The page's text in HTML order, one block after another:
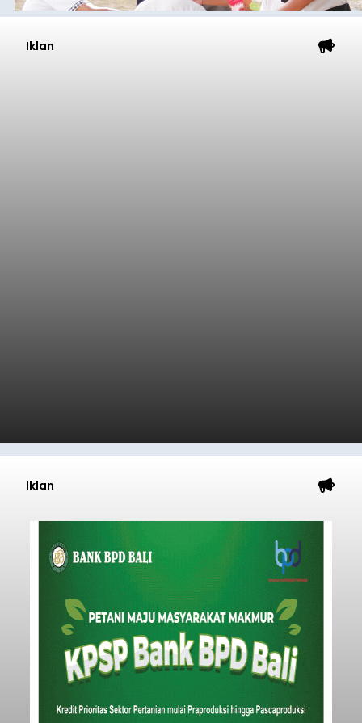
Iklan
Iklan